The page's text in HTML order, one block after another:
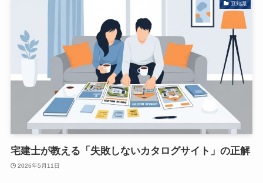
豆知識
宅建士が教える「失敗しないカタログサイト」の正解
2026年5月11日